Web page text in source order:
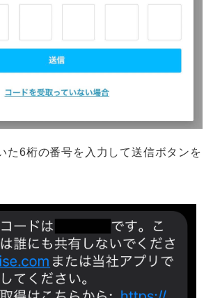
た6桁の番号を入力して送信ボタンを